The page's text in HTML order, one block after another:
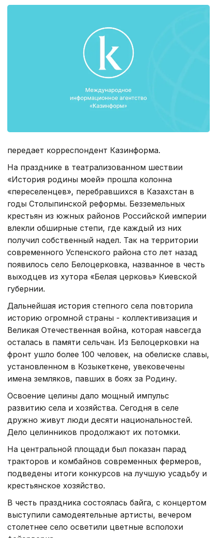
передает корреспондент Казинформа.
На празднике в театрализованном шествии
«История родины моей» прошла колонна
«переселенцев», перебравшихся в Казахстан в
годы Столыпинской реформы. Безземельных
крестьян из южных районов Российской империи
влекли обширные степи, где каждый из них
получил собственный надел. Так на территории
современного Успенского района сто лет назад
появилось село Белоцерковка, названное в честь
выходцев из хутора «Белая церковь» Киевской
губернии.
Дальнейшая история степного села повторила
историю огромной страны - коллективизация и
Великая Отечественная война, которая навсегда
осталась в памяти сельчан. Из Белоцерковки на
фронт ушло более 100 человек, на обелиске славы,
установленном в Козыкеткене, увековечены
имена земляков, павших в боях за Родину.
Освоение целины дало мощный импульс
развитию села и хозяйства. Сегодня в селе
дружно живут люди десяти национальностей.
Дело целинников продолжают их потомки.
На центральной площади был показан парад
тракторов и комбайнов современных фермеров,
подведены итоги конкурсов на лучшую усадьбу и
крестьянское хозяйство.
В честь праздника состоялась байга, с концертом
выступили самодеятельные артисты, вечером
столетнее село осветили цветные всполохи